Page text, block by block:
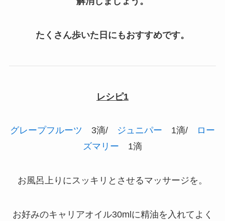
たくさん歩いた日にもおすすめです。
レシピ1
グレープフルーツ 3滴/ ジュニパー 1滴/
ロー
ズマリー 1滴
お風呂上りにスッキリとさせるマッサージを。
お好みのキャリアオイル30mlに精油を入れてよく